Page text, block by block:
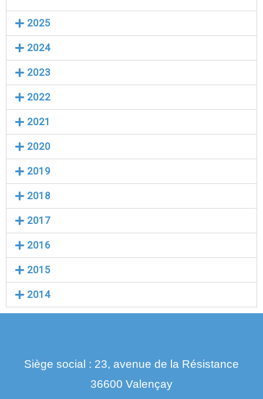
2025
2024
2023
2022
2021
2020
2019
2018
2017
2016
2015
2014
Siège social : 23, avenue de la Résistance
36600 Valençay